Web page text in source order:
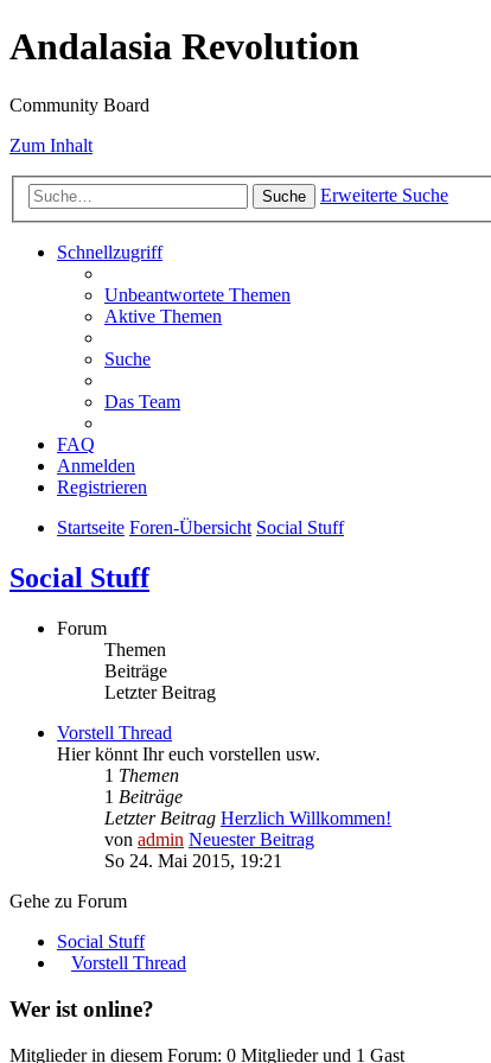
Andalasia Revolution
Community Board
Zum Inhalt
Suche Erweiterte Suche
Schnellzugriff
Unbeantwortete Themen
Aktive Themen
Suche
Das Team
FAQ
Anmelden
Registrieren
Startseite Foren-Übersicht Social Stuff
Social Stuff
Forum
Themen
Beiträge
Letzter Beitrag
Vorstell Thread
Hier könnt Ihr euch vorstellen usw.
1 Themen
1 Beiträge
Letzter Beitrag Herzlich Willkommen!
von admin Neuester Beitrag
So 24. Mai 2015, 19:21
Gehe zu Forum
Social Stuff
Vorstell Thread
Wer ist online?
Mitglieder in diesem Forum: 0 Mitglieder und 1 Gast